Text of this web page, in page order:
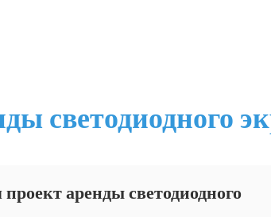
светодиодного
аренды светодиодного